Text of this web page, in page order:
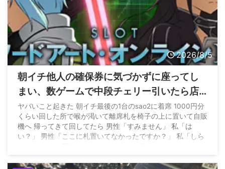
2026/8/5
朝イチ他人の確保券に気づかずに座ってし
まい、数ゲームで中段チェリー引いたら店
員に代われと言われてしまったのだが
ヤバいこと起きた 朝イチ最後の1台のsao2に着席 1000円分
くらい回した所で喉が渇いて離席札を椅子の上に置いて自販
機へ 帰ってきて回してたら 男性「すみません」 私「は
い？」 男性「ここに札置いてなかったですか？」 私「しら